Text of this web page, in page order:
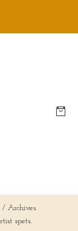
/ Archives
spets.